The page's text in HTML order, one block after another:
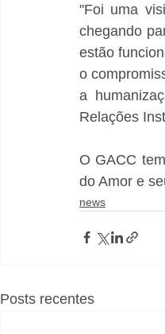
"Foi uma
chegando
estão
o
a
Relações
O GACC
do Amor e
news
Posts recentes